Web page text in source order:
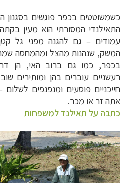
כשמשוטטים בכפר פוגשים בסגנון
התאילנדי המסורתי הוא מעין
עמודים – גם להגנה מפני גל
המשק, שנהנות מהצל ומהמחסה
בכפר, כמו גם ברוב האי, הן
רעשניים עוברים בהן ומותירים
חייכניים פוסעים ומנפנפים
אתה זר או מכר.
כתבה על תאילנד למשפחות